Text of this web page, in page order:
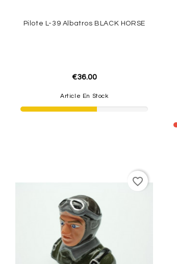
Pilote L-39 Albatros BLACK HORSE
€36.00
Article En Stock
favorite_border